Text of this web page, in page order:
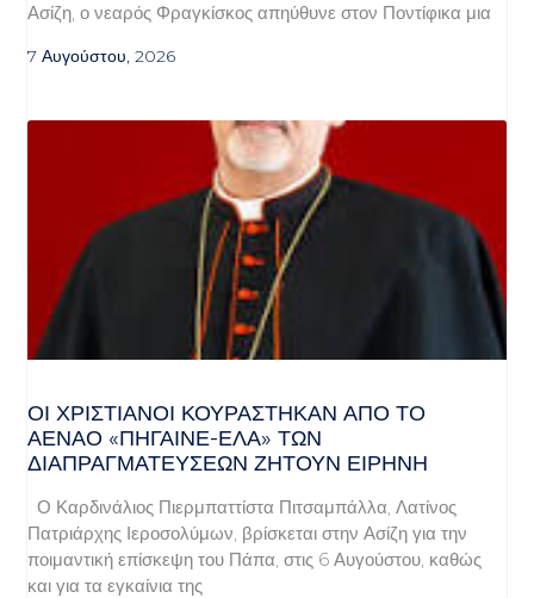
Ασίζη, ο νεαρός Φραγκίσκος απηύθυνε στον Ποντίφικα μια
7 Αυγούστου, 2026
ΟΙ ΧΡΙΣΤΙΑΝΟΊ ΚΟΥΡΆΣΤΗΚΑΝ ΑΠΌ ΤΟ
ΑΈΝΑΟ «ΠΉΓΑΙΝΕ-ΈΛΑ» ΤΩΝ
ΔΙΑΠΡΑΓΜΑΤΕΎΣΕΩΝ ΖΗΤΟΎΝ ΕΙΡΉΝΗ
Ο Καρδινάλιος Πιερμπαττίστα Πιτσαμπάλλα, Λατίνος
Πατριάρχης Ιεροσολύμων, βρίσκεται στην Ασίζη για την
ποιμαντική επίσκεψη του Πάπα, στις 6 Αυγούστου, καθώς
και για τα εγκαίνια της